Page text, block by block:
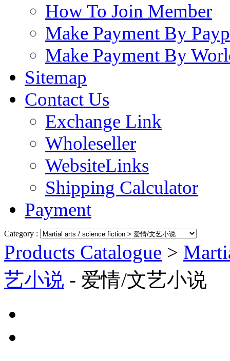
How To Join Member
Make Payment By
Make Payment By
Sitemap
Contact Us
Exchange Link
Wholeseller
WebsiteLinks
Shipping Calculator
Payment
Category :
Products Catalogue >
艺小说 - 爱情/文艺小说